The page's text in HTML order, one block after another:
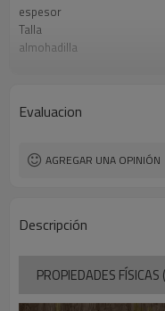
espesor
Talla
almohadilla
rasgo
certificados
modelo
Evaluacion
AGREGAR UNA OPINIÓN
Descripción
PROPIEDADES FÍSICAS